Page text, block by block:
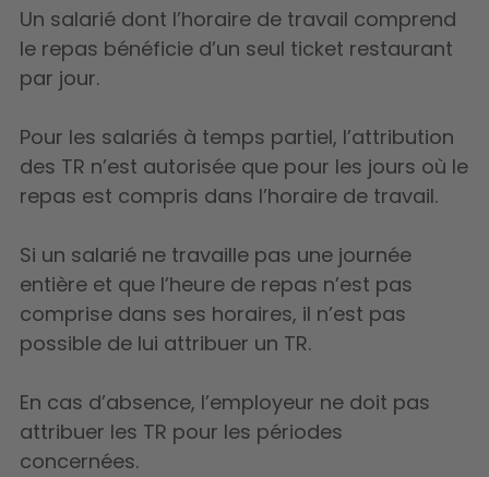
Un salarié dont l’horaire de travail comprend
le repas bénéficie d’un seul ticket restaurant
par jour.
Pour les salariés à temps partiel, l’attribution
des TR n’est autorisée que pour les jours où le
repas est compris dans l’horaire de travail.
Si un salarié ne travaille pas une journée
entière et que l’heure de repas n’est pas
comprise dans ses horaires, il n’est pas
possible de lui attribuer un TR.
En cas d’absence, l’employeur ne doit pas
attribuer les TR pour les périodes
concernées.